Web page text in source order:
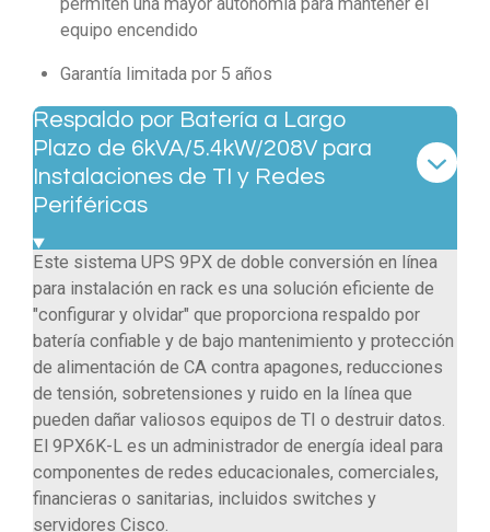
equipo encendido
Garantía limitada por 5 años
Respaldo por Batería a Largo
Plazo de 6kVA/5.4kW/208V para
Instalaciones de TI y Redes
Periféricas
Este sistema UPS 9PX de doble conversión en línea
para instalación en rack es una solución eficiente de
"configurar y olvidar" que proporciona respaldo por
batería confiable y de bajo mantenimiento y protección
de alimentación de CA contra apagones, reducciones
de tensión, sobretensiones y ruido en la línea que
pueden dañar valiosos equipos de TI o destruir datos.
El 9PX6K-L es un administrador de energía ideal para
componentes de redes educacionales, comerciales,
financieras o sanitarias, incluidos switches y
servidores Cisco.